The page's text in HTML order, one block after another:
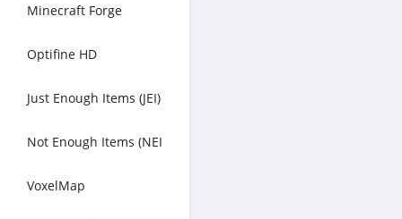
Minecraft Forge
Optifine HD
Just Enough Items (JEI)
Not Enough Items (NEI
VoxelMap